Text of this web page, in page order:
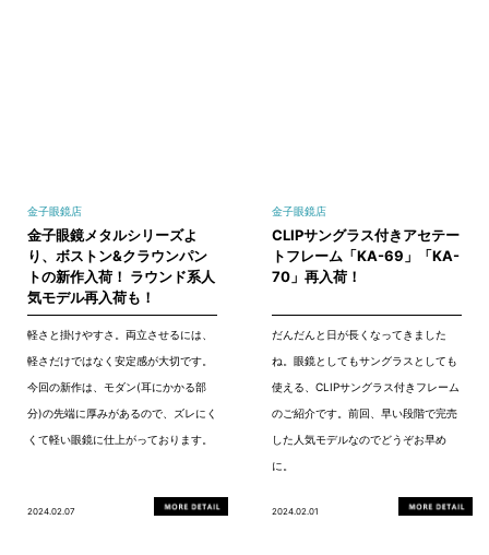
金子眼鏡店
金子眼鏡メタルシリーズよ
り、ボストン&クラウンパン
トの新作入荷！ ラウンド系人
気モデル再入荷も！
軽さと掛けやすさ。両立させるには、
軽さだけではなく安定感が大切です。
今回の新作は、モダン(耳にかかる部
分)の先端に厚みがあるので、ズレにく
くて軽い眼鏡に仕上がっております。
2024.02.07
金子眼鏡店
CLIPサングラス付きアセテー
トフレーム「KA-69」「KA-
70」再入荷！
だんだんと日が長くなってきました
ね。眼鏡としてもサングラスとしても
使える、CLIPサングラス付きフレーム
のご紹介です。前回、早い段階で完売
した人気モデルなのでどうぞお早め
に。
2024.02.01